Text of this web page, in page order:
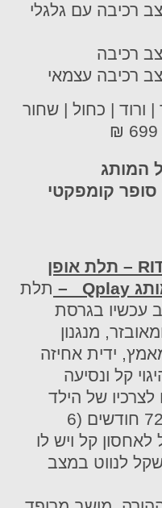
מצב רכיבה עם גלגלי
ורוד | כחול | שחור
המותג
סופר קומפקטי
2024 – תלת אופן
Qplay
– תלת
עכשיו בגרסת
מנגנון
ידית אחיזה
קל ונסיעה
של הילד
החל מגיל 10 חודשים עד 72 חודשים (6
קל ויש לו
לנווט במצב